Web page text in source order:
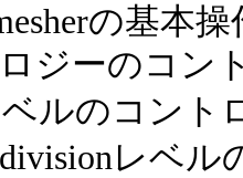
の基本操
ジーのコン
ルのコント
レベ